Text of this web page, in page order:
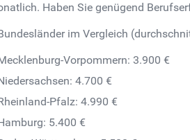
Haben Sie genügend
im Vergleich
Vorpommern: 3.900 €
4.700 €
Pfalz: 4.990 €
5.400 €